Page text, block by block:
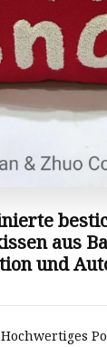
aus
und